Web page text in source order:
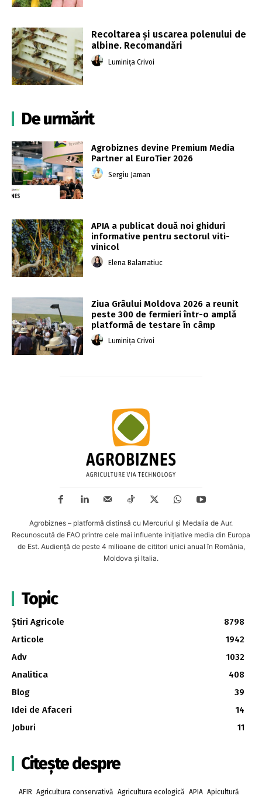
Recoltarea și uscarea polenului de
albine. Recomandări
Luminița Crivoi
De urmărit
Agrobiznes devine Premium Media
Partner al EuroTier 2026
Sergiu Jaman
APIA a publicat două noi ghiduri
informative pentru sectorul viti-
vinicol
Elena Balamatiuc
Ziua Grâului Moldova 2026 a reunit
peste 300 de fermieri într-o amplă
platformă de testare în câmp
Luminița Crivoi
Agrobiznes – platformă distinsă cu Mercuriul și Medalia de Aur.
Recunoscută de FAO printre cele mai influente inițiative media din Europa
de Est. Audiență de peste 4 milioane de cititori unici anual în România,
Moldova și Italia.
Topic
Știri Agricole
8798
Articole
1942
Adv
1032
Analitica
408
Blog
39
Idei de Afaceri
14
Joburi
11
Citește despre
AFIR Agricultura conservativă Agricultura ecologică APIA Apicultură